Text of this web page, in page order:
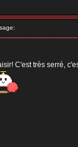
C'est très serré,